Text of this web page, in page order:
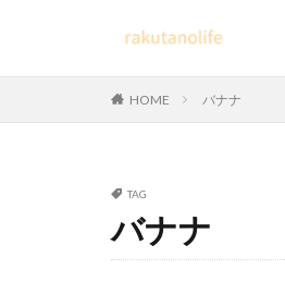
HOME バナナ
TAG
バナナ